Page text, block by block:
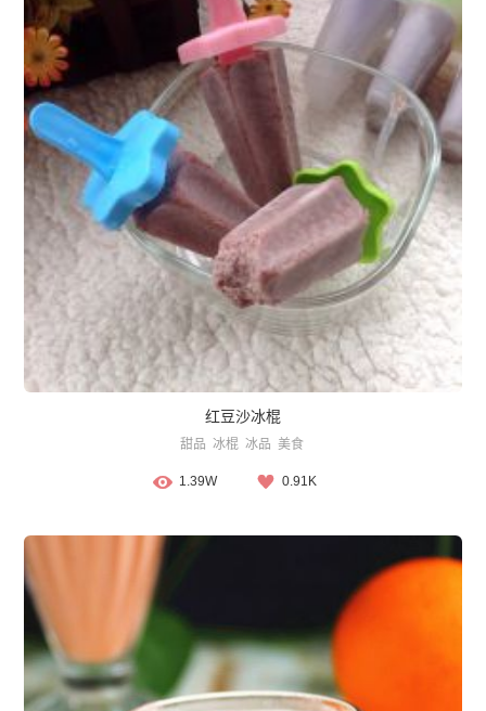
红豆沙冰棍
甜品 冰棍 冰品 美食
1.39W 0.91K